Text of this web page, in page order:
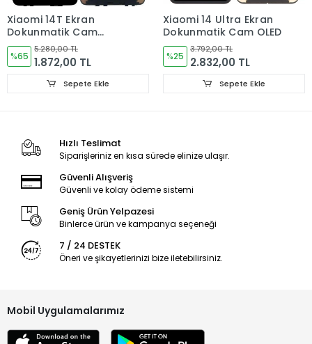
Ürün Değişimler "Garanti ve iade" Kısmını takip ediniz.
Ekran Türü ÇITALI
Xiaomi 14T Ekran
Dokunmatik Cam
ORJINAL
%65
5.280,00 TL
1.872,00 TL
Sepete Ekle
Xiaomi 14 Ultra Ekran
Dokunmatik Cam OLED
%25
3.792,00 TL
2.832,00 TL
Sepete Ekle
Hızlı Teslimat
Siparişleriniz en kısa sürede elinize ulaşır.
Güvenli Alışveriş
Güvenli ve kolay ödeme sistemi
Geniş Ürün Yelpazesi
Binlerce ürün ve kampanya seçeneği
7 / 24 DESTEK
Öneri ve şikayetlerinizi bize iletebilirsiniz.
Mobil Uygulamalarımız